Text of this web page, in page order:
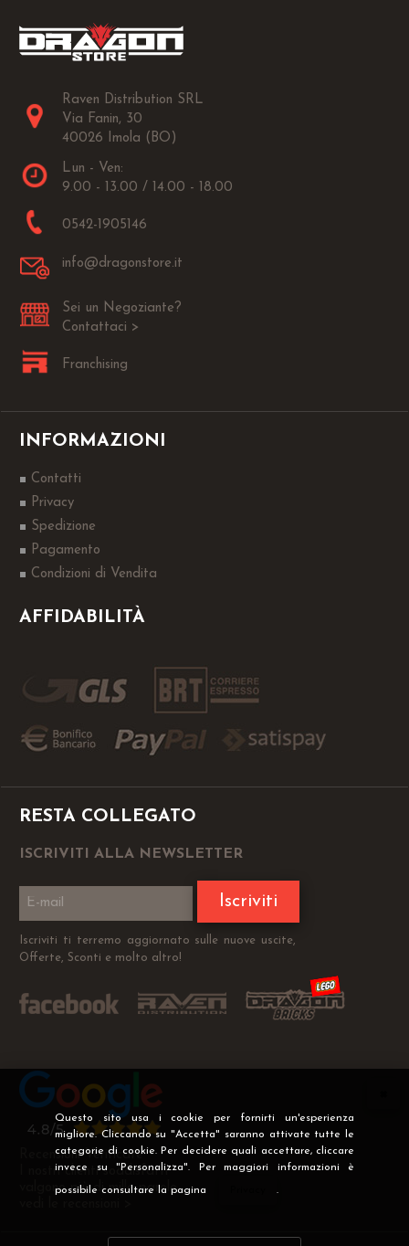
Questo sito usa i cookie per fornirti un'esperienza
migliore. Cliccando su "Accetta" saranno attivate tutte le
categorie di cookie. Per decidere quali accettare, cliccare
invece su "Personalizza". Per maggiori informazioni è
possibile consultare la pagina .
Raven Distribution SRL
Via Fanin, 30
40026 Imola (BO)
Lun - Ven:
9.00 - 13.00 / 14.00 - 18.00
0542-1905146
info@dragonstore.it
Sei un Negoziante?
Contattaci >
Franchising
INFORMAZIONI
Contatti
Privacy
Spedizione
Pagamento
Condizioni di Vendita
AFFIDABILITÀ
RESTA COLLEGATO
ISCRIVITI ALLA NEWSLETTER
Iscriviti
Iscriviti ti terremo aggiornato sulle nuove uscite,
Offerte, Sconti e molto altro!
Recensioni Verificate
I nostri clienti soddisfatti
valgono più di mille parole